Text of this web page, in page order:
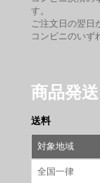
す。
ご注文日の翌日
コンビニのいず
商品発
送料
対象地域
全国一律